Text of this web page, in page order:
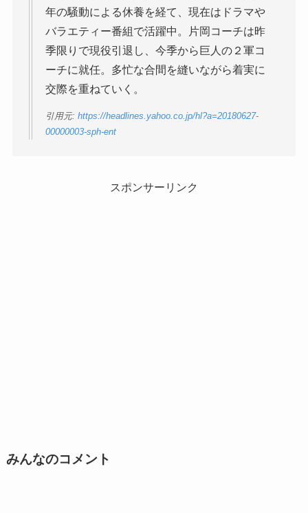
年の騒動による休養を経て、現在はドラマや
バラエティー番組で活躍中。片岡コーチは昨
季限りで現役引退し、今季から巨人の２軍コ
ーチに就任。多忙な合間を縫いながら着実に
交際を重ねていく。
引用元: https://headlines.yahoo.co.jp/hl?a=20180627-
00000003-sph-ent
スポンサーリンク
みんなのコメント